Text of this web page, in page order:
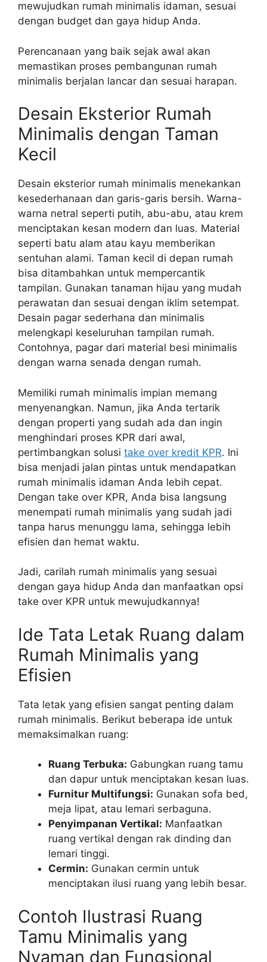
mewujudkan rumah minimalis idaman, sesuai
dengan budget dan gaya hidup Anda.
Perencanaan yang baik sejak awal akan
memastikan proses pembangunan rumah
minimalis berjalan lancar dan sesuai harapan.
Desain Eksterior Rumah
Minimalis dengan Taman
Kecil
Desain eksterior rumah minimalis menekankan
kesederhanaan dan garis-garis bersih. Warna-
warna netral seperti putih, abu-abu, atau krem
menciptakan kesan modern dan luas. Material
seperti batu alam atau kayu memberikan
sentuhan alami. Taman kecil di depan rumah
bisa ditambahkan untuk mempercantik
tampilan. Gunakan tanaman hijau yang mudah
perawatan dan sesuai dengan iklim setempat.
Desain pagar sederhana dan minimalis
melengkapi keseluruhan tampilan rumah.
Contohnya, pagar dari material besi minimalis
dengan warna senada dengan rumah.
Memiliki rumah minimalis impian memang
menyenangkan. Namun, jika Anda tertarik
dengan properti yang sudah ada dan ingin
menghindari proses KPR dari awal,
pertimbangkan solusi take over kredit KPR. Ini
bisa menjadi jalan pintas untuk mendapatkan
rumah minimalis idaman Anda lebih cepat.
Dengan take over KPR, Anda bisa langsung
menempati rumah minimalis yang sudah jadi
tanpa harus menunggu lama, sehingga lebih
efisien dan hemat waktu.
Jadi, carilah rumah minimalis yang sesuai
dengan gaya hidup Anda dan manfaatkan opsi
take over KPR untuk mewujudkannya!
Ide Tata Letak Ruang dalam
Rumah Minimalis yang
Efisien
Tata letak yang efisien sangat penting dalam
rumah minimalis. Berikut beberapa ide untuk
memaksimalkan ruang:
Ruang Terbuka: Gabungkan ruang tamu
dan dapur untuk menciptakan kesan luas.
Furnitur Multifungsi: Gunakan sofa bed,
meja lipat, atau lemari serbaguna.
Penyimpanan Vertikal: Manfaatkan
ruang vertikal dengan rak dinding dan
lemari tinggi.
Cermin: Gunakan cermin untuk
menciptakan ilusi ruang yang lebih besar.
Contoh Ilustrasi Ruang
Tamu Minimalis yang
Nyaman dan Fungsional